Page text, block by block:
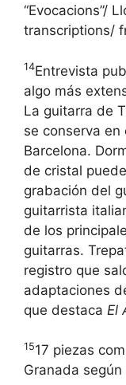
“Evocacions”/
transcriptions/
14Entrevista
algo más
La guitarra de
se conserva
Barcelona.
de cristal
grabación del
guitarrista
de los
guitarras.
registro que
adaptaciones
que destaca El
1517 piezas
Granada